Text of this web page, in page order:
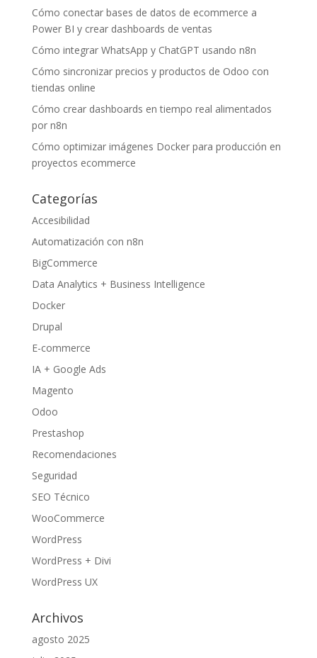
Cómo conectar bases de datos de ecommerce a
Power BI y crear dashboards de ventas
Cómo integrar WhatsApp y ChatGPT usando n8n
Cómo sincronizar precios y productos de Odoo con
tiendas online
Cómo crear dashboards en tiempo real alimentados
por n8n
Cómo optimizar imágenes Docker para producción en
proyectos ecommerce
Categorías
Accesibilidad
Automatización con n8n
BigCommerce
Data Analytics + Business Intelligence
Docker
Drupal
E-commerce
IA + Google Ads
Magento
Odoo
Prestashop
Recomendaciones
Seguridad
SEO Técnico
WooCommerce
WordPress
WordPress + Divi
WordPress UX
Archivos
agosto 2025